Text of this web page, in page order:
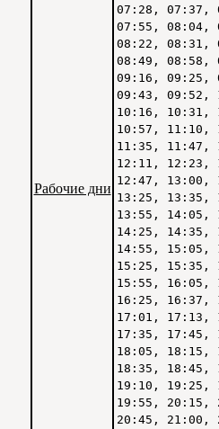
Рабочие дни
07:28, 07:37,
07:55, 08:04,
08:22, 08:31,
08:49, 08:58,
09:16, 09:25,
09:43, 09:52,
10:16, 10:31,
10:57, 11:10,
11:35, 11:47,
12:11, 12:23,
12:47, 13:00,
13:25, 13:35,
13:55, 14:05,
14:25, 14:35,
14:55, 15:05,
15:25, 15:35,
15:55, 16:05,
16:25, 16:37,
17:01, 17:13,
17:35, 17:45,
18:05, 18:15,
18:35, 18:45,
19:10, 19:25,
19:55, 20:15,
20:45, 21:00,